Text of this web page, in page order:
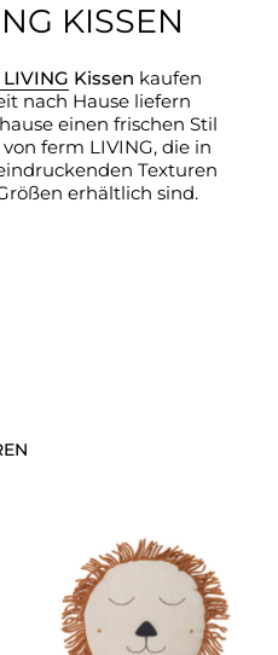
KISSEN
Kissen kaufen
nach Hause liefern
einen frischen Stil
ferm LIVING, die in
Texturen
erhältlich sind.